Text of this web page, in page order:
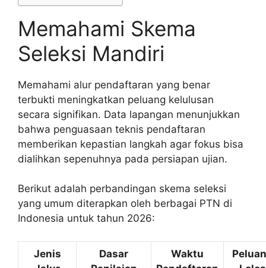
Memahami Skema
Seleksi Mandiri
Memahami alur pendaftaran yang benar
terbukti meningkatkan peluang kelulusan
secara signifikan. Data lapangan menunjukkan
bahwa penguasaan teknis pendaftaran
memberikan kepastian langkah agar fokus bisa
dialihkan sepenuhnya pada persiapan ujian.
Berikut adalah perbandingan skema seleksi
yang umum diterapkan oleh berbagai PTN di
Indonesia untuk tahun 2026:
Jenis
Dasar
Waktu